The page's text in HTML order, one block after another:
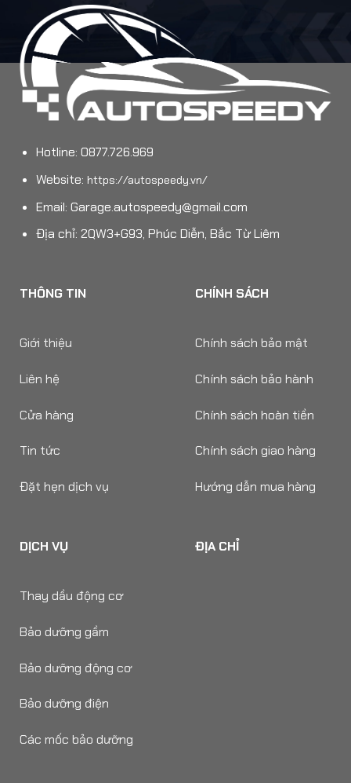
Hotline: 0877.726.969
Website: https://autospeedy.vn/
Email: Garage.autospeedy@gmail.com
Địa chỉ: 2QW3+G93, Phúc Diễn, Bắc Từ Liêm
THÔNG TIN
Giới thiệu
Liên hệ
Cửa hàng
Tin tức
Đặt hẹn dịch vụ
CHÍNH SÁCH
Chính sách bảo mật
Chính sách bảo hành
Chính sách hoàn tiền
Chính sách giao hàng
Hướng dẫn mua hàng
DỊCH VỤ
Thay dầu động cơ
Bảo dưỡng gầm
Bảo dưỡng động cơ
Bảo dưỡng điện
Các mốc bảo dưỡng
ĐỊA CHỈ